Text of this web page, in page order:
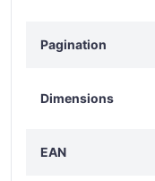
Pagination
Dimensions
EAN